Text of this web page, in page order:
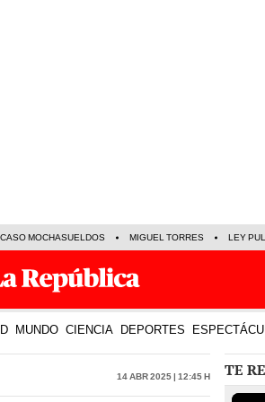
CASO MOCHASUELDOS MIGUEL TORRES LEY
MUNDO CIENCIA DEPORTES
14 Abr 2025 | 12:45 h TE